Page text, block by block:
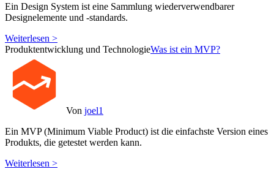
Ein Design System ist eine Sammlung wiederverwendbarer
Designelemente und -standards.
Weiterlesen >
Produktentwicklung und TechnologieWas ist ein MVP?
Von joel1
Ein MVP (Minimum Viable Product) ist die einfachste Version eines
Produkts, die getestet werden kann.
Weiterlesen >